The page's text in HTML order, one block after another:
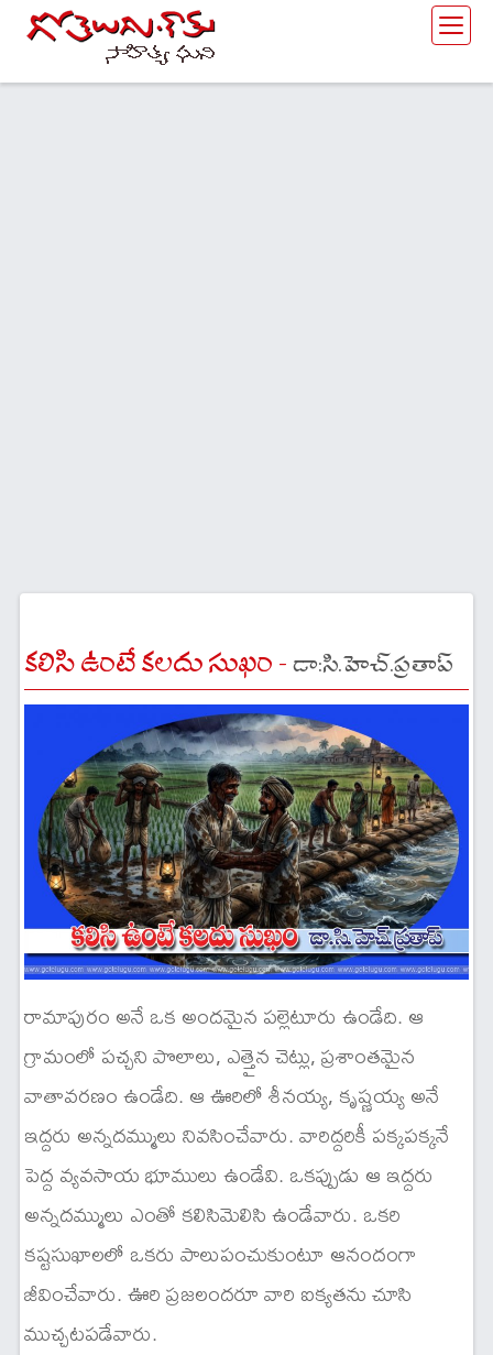
కలిసి ఉంటే కలదు సుఖం -డా:సి.హెచ్.ప్రతాప్
రామాపురం అనే ఒక అందమైన పల్లెటూరు ఉండేది. ఆ
గ్రామంలో పచ్చని పొలాలు, ఎత్తైన చెట్లు, ప్రశాంతమైన
వాతావరణం ఉండేది. ఆ ఊరిలో శీనయ్య, కృష్ణయ్య అనే
ఇద్దరు అన్నదమ్ములు నివసించేవారు. వారిద్దరికీ పక్కపక్కనే
పెద్ద వ్యవసాయ భూములు ఉండేవి. ఒకప్పుడు ఆ ఇద్దరు
అన్నదమ్ములు ఎంతో కలిసిమెలిసి ఉండేవారు. ఒకరి
కష్టసుఖాలలో ఒకరు పాలుపంచుకుంటూ ఆనందంగా
జీవించేవారు. ఊరి ప్రజలందరూ వారి ఐక్యతను చూసి
ముచ్చటపడేవారు.